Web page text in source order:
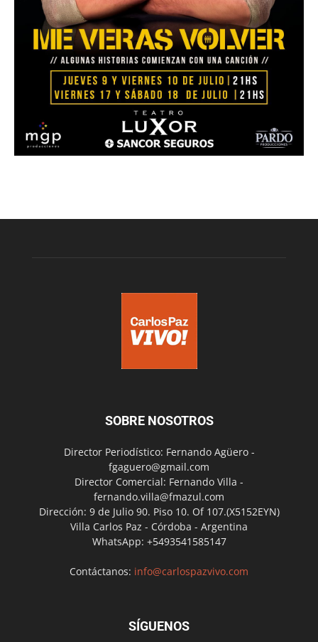
SOBRE NOSOTROS
Director Periodístico: Fernando Agüero -
fgaguero@gmail.com
Director Comercial: Fernando Villa -
fernando.villa@fmazul.com
Dirección: 9 de Julio 90. Piso 10. Of 107.(X5152EYN)
Villa Carlos Paz - Córdoba - Argentina
WhatsApp: +5493541585147
Contáctanos: info@carlospazvivo.com
SÍGUENOS